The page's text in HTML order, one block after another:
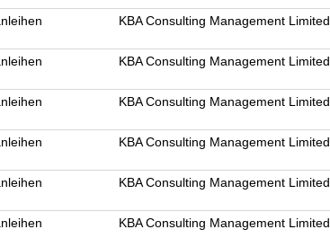
KBA Consulting Management Limited
KBA Consulting Management Limited
KBA Consulting Management Limited
KBA Consulting Management Limited
KBA Consulting Management Limited
KBA Consulting Management Limited